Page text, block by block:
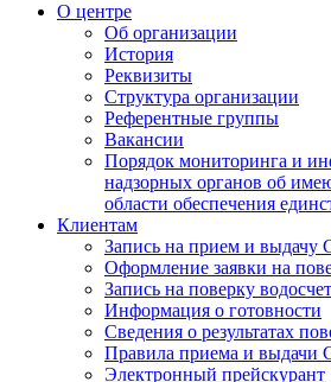
О центре
Об организации
История
Реквизиты
Структура организации
Референтные группы
Вакансии
Порядок мониторинга и
надзорных органов об
области обеспечения
Клиентам
Запись на прием и выдачу
Оформление заявки на
Запись на поверку
Информация о готовности
Сведения о результатах
Правила приема и выдачи
Электронный прейскурант